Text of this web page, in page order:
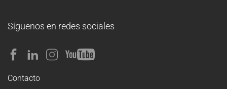
Síguenos en redes sociales
Contacto